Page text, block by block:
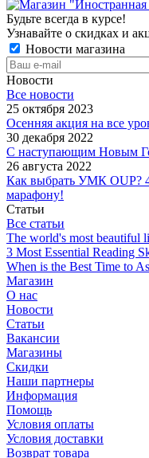
Будьте всегда в курсе!
Узнавайте о скидках и
Новости магазина
Новости
Все новости
25 октября 2023
Осенняя акция на все
30 декабря 2022
С наступающим Новым
26 августа 2022
Как выбрать УМК OUP?
марафону!
Статьи
Все статьи
The world's most beautiful
3 Most Essential Reading
When is the Best Time to
Магазин
О нас
Новости
Статьи
Вакансии
Магазины
Скидки
Наши партнеры
Информация
Помощь
Условия оплаты
Условия доставки
Возврат товара